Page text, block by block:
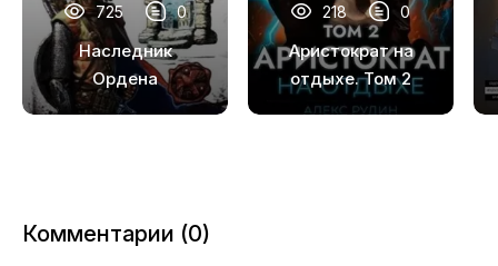
18
19
20
725 0
Наследник
Ордена
218 0
Аристократ на
отдыхе. Том 2
Комментарии (0)